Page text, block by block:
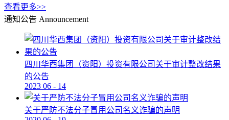
查看更多>>
通知公告 Announcement
四川华西集团（资阳）投资有限公司关于审计整改结果
的公告
2023 06 - 14
关于严防不法分子冒用公司名义诈骗的声明